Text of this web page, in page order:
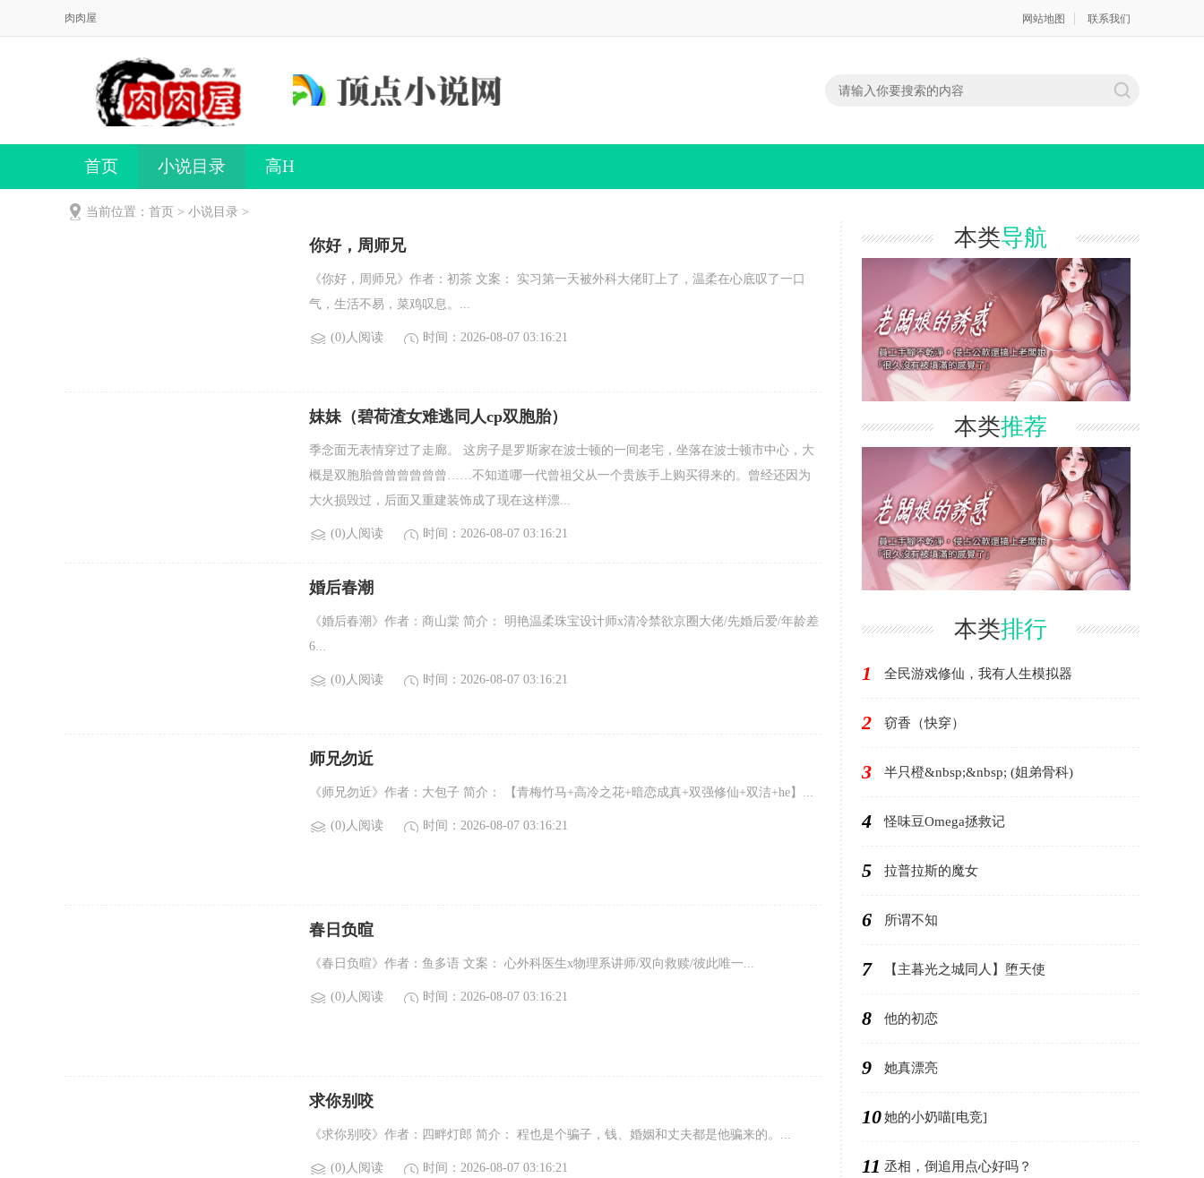
肉肉屋 网站地图 联系我们
首页 小说目录 高H
当前位置：首页 > 小说目录 >
你好，周师兄
《你好，周师兄》作者：初茶 文案： 实习第一天被外科大佬盯上了，温柔在心底叹了一口
气，生活不易，菜鸡叹息。...
(0)人阅读 时间：2026-08-07 03:16:21
妹妹（碧荷渣女难逃同人cp双胞胎）
季念面无表情穿过了走廊。 这房子是罗斯家在波士顿的一间老宅，坐落在波士顿市中心，大
概是双胞胎曾曾曾曾曾曾……不知道哪一代曾祖父从一个贵族手上购买得来的。曾经还因为
大火损毁过，后面又重建装饰成了现在这样漂...
(0)人阅读 时间：2026-08-07 03:16:21
婚后春潮
《婚后春潮》作者：商山棠 简介： 明艳温柔珠宝设计师x清冷禁欲京圈大佬/先婚后爱/年龄差
6...
(0)人阅读 时间：2026-08-07 03:16:21
师兄勿近
《师兄勿近》作者：大包子 简介： 【青梅竹马+高冷之花+暗恋成真+双强修仙+双洁+he】...
(0)人阅读 时间：2026-08-07 03:16:21
春日负暄
《春日负暄》作者：鱼多语 文案： 心外科医生x物理系讲师/双向救赎/彼此唯一...
(0)人阅读 时间：2026-08-07 03:16:21
求你别咬
《求你别咬》作者：四畔灯郎 简介： 程也是个骗子，钱、婚姻和丈夫都是他骗来的。...
(0)人阅读 时间：2026-08-07 03:16:21
本类导航
本类推荐
本类排行
1 全民游戏修仙，我有人生模拟器
2 窃香（快穿）
3 半只橙&nbsp;&nbsp; (姐弟骨科)
4 怪味豆Omega拯救记
5 拉普拉斯的魔女
6 所谓不知
7 【主暮光之城同人】堕天使
8 他的初恋
9 她真漂亮
10她的小奶喵[电竞]
11 丞相，倒追用点心好吗？